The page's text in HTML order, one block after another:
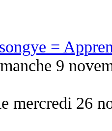
=
9
mercredi 26